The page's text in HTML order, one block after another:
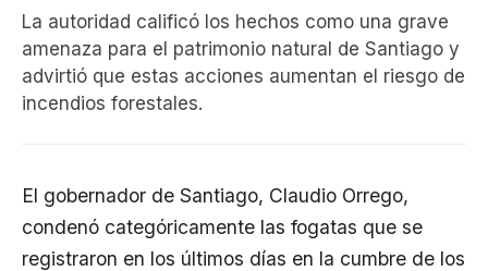
La autoridad calificó los hechos como una grave
amenaza para el patrimonio natural de Santiago y
advirtió que estas acciones aumentan el riesgo de
incendios forestales.
El gobernador de Santiago, Claudio Orrego,
condenó categóricamente las fogatas que se
registraron en los últimos días en la cumbre de los